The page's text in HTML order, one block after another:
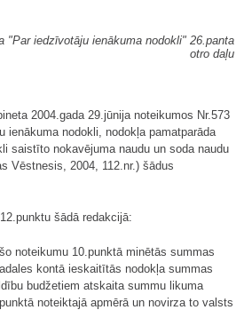
"Par iedzīvotāju ienākuma nodokli" 26.panta
otro daļu
2004.gada 29.jūnija noteikumos Nr.573
ienākuma nodokli, nodokļa pamatparāda
saistīto nokavējuma naudu un soda naudu
Vēstnesis, 2004, 112.nr.) šādus
šādā redakcijā:
noteikumu 10.punktā minētās summas
kontā ieskaitītās nodokļa summas
budžetiem atskaita summu likuma
noteiktajā apmērā un novirza to valsts